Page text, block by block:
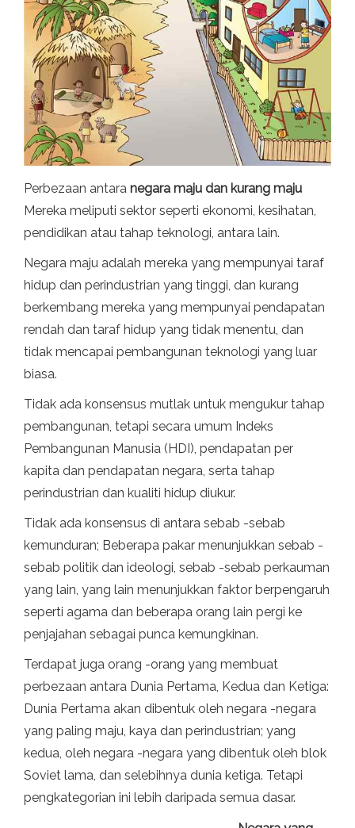
Perbezaan antara negara maju dan kurang maju
Mereka meliputi sektor seperti ekonomi, kesihatan,
pendidikan atau tahap teknologi, antara lain.
Negara maju adalah mereka yang mempunyai taraf
hidup dan perindustrian yang tinggi, dan kurang
berkembang mereka yang mempunyai pendapatan
rendah dan taraf hidup yang tidak menentu, dan
tidak mencapai pembangunan teknologi yang luar
biasa.
Tidak ada konsensus mutlak untuk mengukur tahap
pembangunan, tetapi secara umum Indeks
Pembangunan Manusia (HDI), pendapatan per
kapita dan pendapatan negara, serta tahap
perindustrian dan kualiti hidup diukur.
Tidak ada konsensus di antara sebab -sebab
kemunduran; Beberapa pakar menunjukkan sebab -
sebab politik dan ideologi, sebab -sebab perkauman
yang lain, yang lain menunjukkan faktor berpengaruh
seperti agama dan beberapa orang lain pergi ke
penjajahan sebagai punca kemungkinan.
Terdapat juga orang -orang yang membuat
perbezaan antara Dunia Pertama, Kedua dan Ketiga:
Dunia Pertama akan dibentuk oleh negara -negara
yang paling maju, kaya dan perindustrian; yang
kedua, oleh negara -negara yang dibentuk oleh blok
Soviet lama, dan selebihnya dunia ketiga. Tetapi
pengkategorian ini lebih daripada semua dasar.